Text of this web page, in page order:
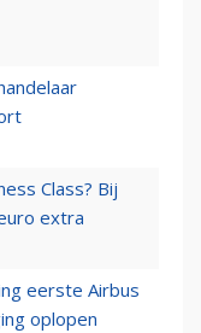
Class? Bij
extra
eerste Airbus
oplopen